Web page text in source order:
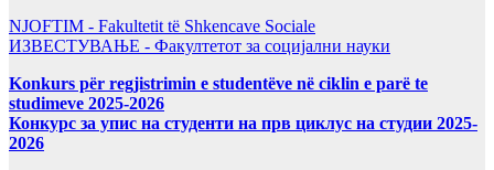
NJOFTIM - Fakultetit të Shkencave Sociale
ИЗВЕСТУВАЊЕ - Факултетот за социјални науки
Konkurs për regjistrimin e studentëve në ciklin e parë te
studimeve 2025-2026
Конкурс за упис на студенти на прв циклус на студии 2025-
2026